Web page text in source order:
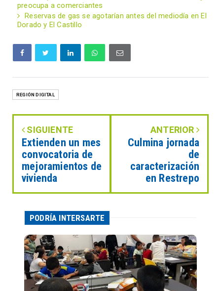
preocupa a comerciantes
Reservas de gas se agotarían antes del mediodía en El
Dorado y El Castillo
REGIÓN DIGITAL
SIGUIENTE
Extienden un mes
convocatoria de
mejoramientos de
vivienda
ANTERIOR
Culmina jornada
de
caracterización
en Restrepo
PODRÍA INTERSARTE